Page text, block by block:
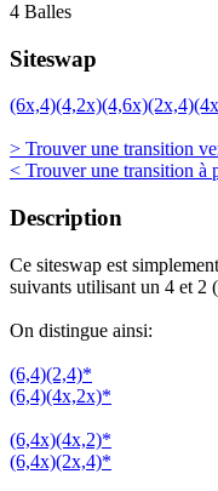
4 Balles
Siteswap
> Trouver une transition
< Trouver une transition à
Description
Ce siteswap est
suivants utilisant un 4 et 2
On distingue ainsi:
(6,4)(2,4)*
(6,4)(4x,2x)*
(6,4x)(4x,2)*
(6,4x)(2x,4)*